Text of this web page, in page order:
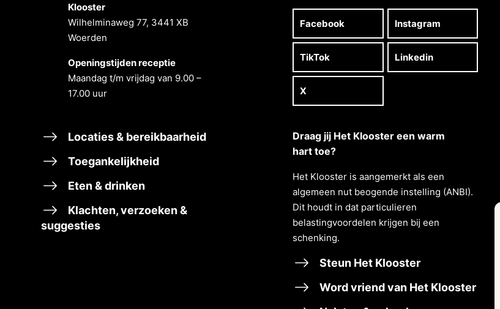
Klooster
Wilhelminaweg 77, 3441 XB
Woerden
Openingstĳden receptie
Maandag t/m vrĳdag van 9.00 –
17.00 uur
Locaties & bereikbaarheid
Toegankelijkheid
Eten & drinken
Klachten, verzoeken &
suggesties
Facebook Instagram
TikTok Linkedin
X
Draag jij Het Klooster een warm
hart toe?
Het Klooster is aangemerkt als een
algemeen nut beogende instelling (ANBI).
Dit houdt in dat particulieren
belastingvoordelen krĳgen bĳ een
schenking.
Steun Het Klooster
Word vriend van Het Klooster